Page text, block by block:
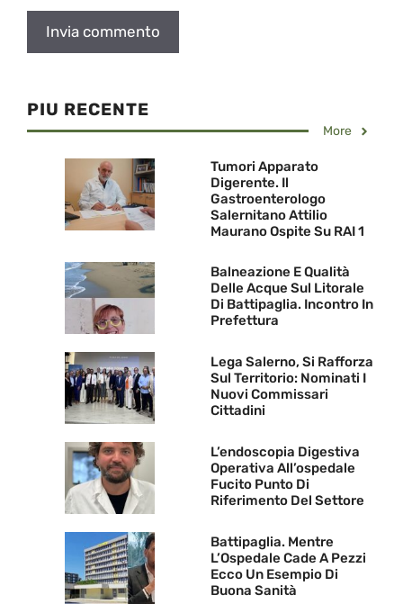
PIU RECENTE
More
Tumori Apparato
Digerente. Il
Gastroenterologo
Salernitano Attilio
Maurano Ospite Su RAI 1
Balneazione E Qualità
Delle Acque Sul Litorale
Di Battipaglia. Incontro In
Prefettura
Lega Salerno, Si Rafforza
Sul Territorio: Nominati I
Nuovi Commissari
Cittadini
L’endoscopia Digestiva
Operativa All’ospedale
Fucito Punto Di
Riferimento Del Settore
Battipaglia. Mentre
L’Ospedale Cade A Pezzi
Ecco Un Esempio Di
Buona Sanità